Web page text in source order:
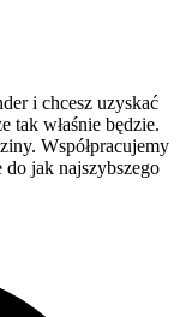
i chcesz uzyskać
tak właśnie będzie.
Współpracujemy
do jak najszybszego